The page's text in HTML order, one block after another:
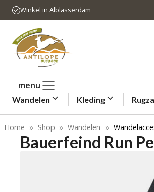
naar
inhoud
Winkel in Alblasserdam
menu
Wandelen Kleding
Home » Shop » Wandelen »
Bauerfeind Run